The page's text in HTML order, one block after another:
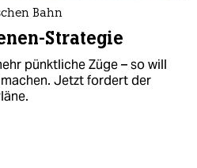
Bahn
Strategie
pünktliche Züge – so will
Jetzt fordert der